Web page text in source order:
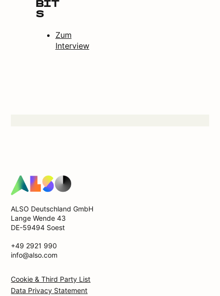
BIT
S
Zum
Interview
ALSO Deutschland GmbH
Lange Wende 43
DE-59494 Soest
+49 2921 990
info@also.com
Cookie & Third Party List
Data Privacy Statement